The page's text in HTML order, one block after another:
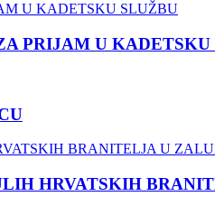
PRIJAM U KADETSKU
HRVATSKIH